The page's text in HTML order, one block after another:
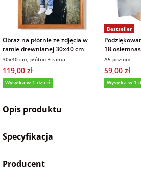
Obraz na płótnie ze zdjęcia w
ramie drewnianej 30x40 cm
30x40 cm, płótno + rama
119,00 zł
Wysyłka w 1 dzień
Bestseller
18
życzenia na
A5 poziom
59,00 zł
Wysyłka w 1
Opis produktu
Specyfikacja
Producent